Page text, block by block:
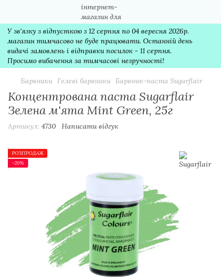
У зв'язку з відпусткою з 12 серпня по 04 вересня 2026р.
магазин тимчасово не буде працювати. Останній день
видачі замовлень і відправки посилок - 11 серпня.
Просимо вибачення за тимчасові незручності!
Барвники Гелеві барвники Барвник-паста Sugarflair
Концентрована паста Sugarflair
Зелена м'ята Mint Green, 25г
Артикул: 4730 Написати відгук
РОЗПРОДАЖ
−20%